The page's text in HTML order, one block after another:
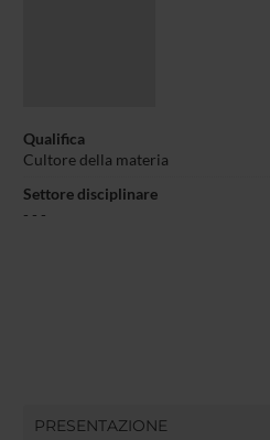
Qualifica
Cultore della materia
Settore disciplinare
- - -
PRESENTAZIONE